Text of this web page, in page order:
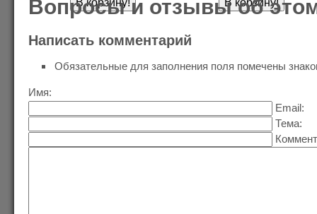
Вопросы и отзывы об
Написать комментарий
Обязательные для заполнения поля помечены
Имя:
Email:
Тема: